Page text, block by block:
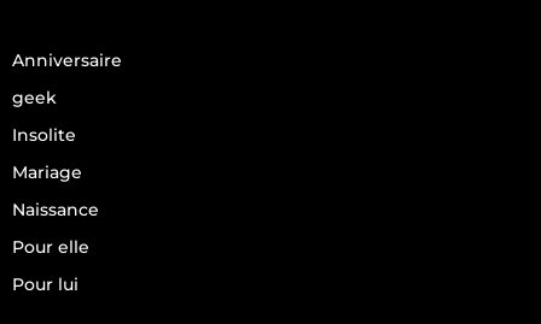
Anniversaire
geek
Insolite
Mariage
Naissance
Pour elle
Pour lui